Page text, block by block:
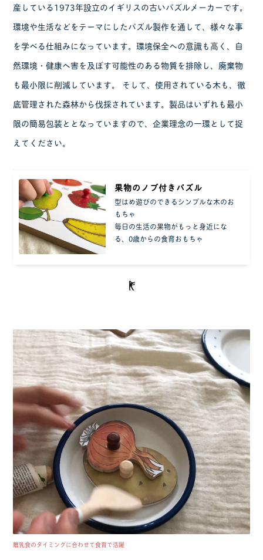
産している1973年設立のイギリスの古いパズルメーカーです。
環境や生活などをテーマにしたパズル製作を通して、様々な事
を学べる仕組みになっています。環境保全への意識も高く、自
然環境・健康へ害を及ぼす可能性のある物質を排除し、廃棄物
も最小限に削減しています。 そして、使用されている木も、徹
底管理された森林から伐採されています。製品はいずれも最小
限の簡易包装ととなっていますので、企業理念の一環として捉
えてください。
果物のノブ付きパズル
型はめ遊びのできるシンプルな木のお
もちゃ
毎日の生活の果物がもっと身近にな
る、0歳からの食育おもちゃ
離乳食のタイミングに合わせて食育で活躍